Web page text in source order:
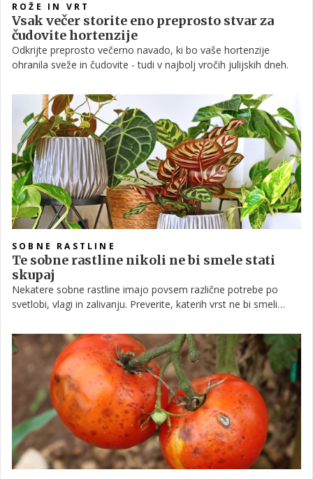
ROŽE IN VRT
Vsak večer storite eno preprosto stvar za
čudovite hortenzije
Odkrijte preprosto večerno navado, ki bo vaše hortenzije
ohranila sveže in čudovite - tudi v najbolj vročih julijskih dneh.
SOBNE RASTLINE
Te sobne rastline nikoli ne bi smele stati
skupaj
Nekatere sobne rastline imajo povsem različne potrebe po
svetlobi, vlagi in zalivanju. Preverite, katerih vrst ne bi smeli